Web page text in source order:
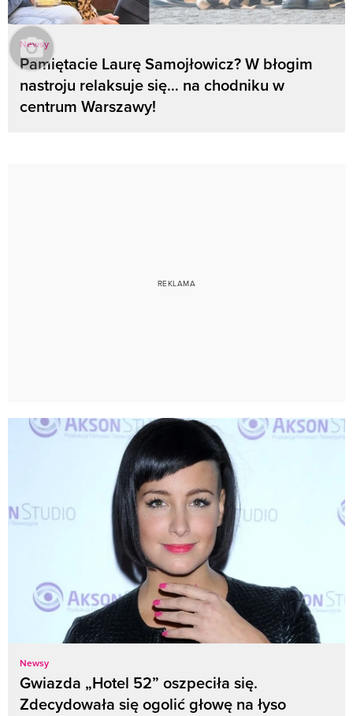
Newsy
Pamiętacie Laurę Samojłowicz? W błogim
nastroju relaksuje się… na chodniku w
centrum Warszawy!
Newsy
Gwiazda „Hotel 52” oszpeciła się.
Zdecydowała się ogolić głowę na łyso